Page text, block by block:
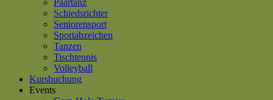
Paartanz
Schiedsrichter
Seniorensport
Sportabzeichen
Tanzen
Tischtennis
Volleyball
Kursbuchung
Events